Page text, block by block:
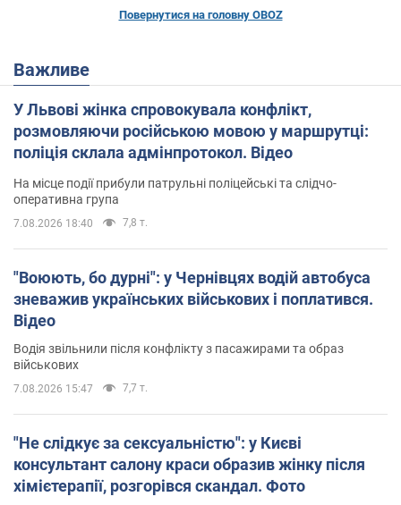
Повернутися на головну OBOZ
Важливе
У Львові жінка спровокувала конфлікт,
розмовляючи російською мовою у маршрутці:
поліція склала адмінпротокол. Відео
На місце події прибули патрульні поліцейські та слідчо-
оперативна група
7.08.2026 18:40 7,8 т.
"Воюють, бо дурні": у Чернівцях водій автобуса
зневажив українських військових і поплатився.
Відео
Водія звільнили після конфлікту з пасажирами та образ
військових
7.08.2026 15:47 7,7 т.
"Не слідкує за сексуальністю": у Києві
консультант салону краси образив жінку після
хімієтерапії, розгорівся скандал. Фото